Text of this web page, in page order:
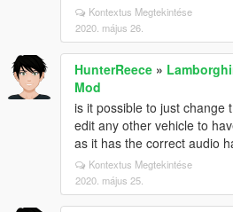
Kontextus Megtekintése
2020. május 26.
HunterReece »
Mod
is it possible to just change
edit any other vehicle to
as it has the correct audio
Kontextus Megtekintése
2020. május 25.